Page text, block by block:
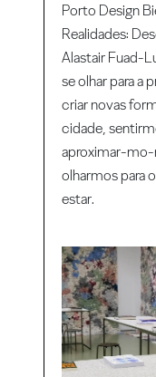
Porto Design
Realidades:
Alastair Fuad-
se olhar para a
criar novas
cidade,
aproximar-mo-
olharmos para
estar.